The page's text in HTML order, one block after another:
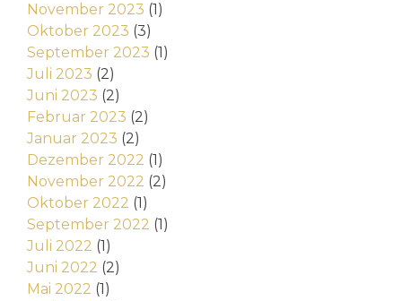
November 2023 (1)
Oktober 2023 (3)
September 2023 (1)
Juli 2023 (2)
Juni 2023 (2)
Februar 2023 (2)
Januar 2023 (2)
Dezember 2022 (1)
November 2022 (2)
Oktober 2022 (1)
September 2022 (1)
Juli 2022 (1)
Juni 2022 (2)
Mai 2022 (1)